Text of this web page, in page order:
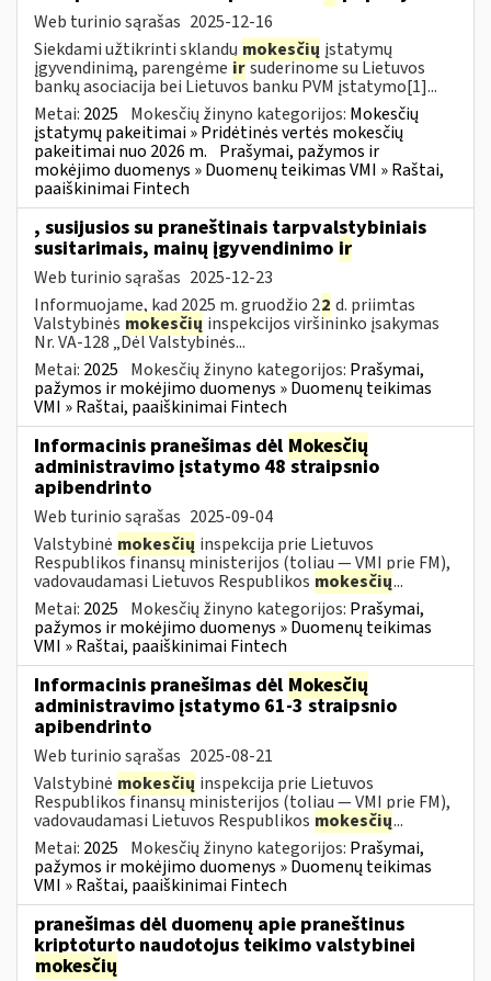
Web turinio sąrašas 2025-12-16
Siekdami užtikrinti sklandų mokesčių įstatymų
įgyvendinimą, parengėme irsuderinome su Lietuvos
bankų asociacija bei Lietuvos banku PVM įstatymo[1]...
Metai: 2025 Mokesčių žinyno kategorijos: Mokesčių
įstatymų pakeitimai » Pridėtinės vertės mokesčių
pakeitimai nuo 2026 m. Prašymai, pažymos ir
mokėjimo duomenys » Duomenų teikimas VMI » Raštai,
paaiškinimai Fintech
, susijusios su praneštinais tarpvalstybiniais
susitarimais, mainų įgyvendinimo ir
Web turinio sąrašas 2025-12-23
Informuojame, kad 2025 m. gruodžio 22 d. priimtas
Valstybinės mokesčių inspekcijos viršininko įsakymas
Nr. VA-128 „Dėl Valstybinės...
Metai: 2025 Mokesčių žinyno kategorijos: Prašymai,
pažymos ir mokėjimo duomenys » Duomenų teikimas
VMI » Raštai, paaiškinimai Fintech
Informacinis pranešimas dėl Mokesčių
administravimo įstatymo 48 straipsnio
apibendrinto
Web turinio sąrašas 2025-09-04
Valstybinė mokesčių inspekcija prie Lietuvos
Respublikos finansų ministerijos (toliau — VMI prie FM),
vadovaudamasi Lietuvos Respublikos mokesčių...
Metai: 2025 Mokesčių žinyno kategorijos: Prašymai,
pažymos ir mokėjimo duomenys » Duomenų teikimas
VMI » Raštai, paaiškinimai Fintech
Informacinis pranešimas dėl Mokesčių
administravimo įstatymo 61-3 straipsnio
apibendrinto
Web turinio sąrašas 2025-08-21
Valstybinė mokesčių inspekcija prie Lietuvos
Respublikos finansų ministerijos (toliau — VMI prie FM),
vadovaudamasi Lietuvos Respublikos mokesčių...
Metai: 2025 Mokesčių žinyno kategorijos: Prašymai,
pažymos ir mokėjimo duomenys » Duomenų teikimas
VMI » Raštai, paaiškinimai Fintech
pranešimas dėl duomenų apie praneštinus
kriptoturto naudotojus teikimo valstybinei
mokesčių